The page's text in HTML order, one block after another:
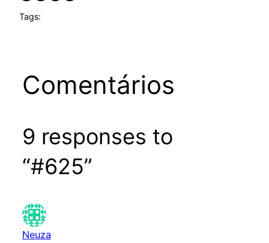
Tags:
Comentários
9 responses to
“#625”
Neuza